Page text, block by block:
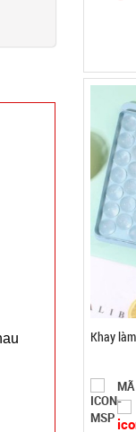
Khay